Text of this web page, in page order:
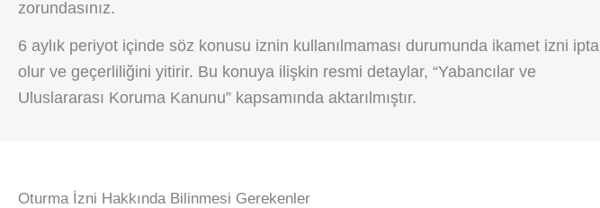
zorundasınız.
6 aylık periyot içinde söz konusu iznin kullanılmaması durumunda ikamet izni iptal
olur ve geçerliliğini yitirir. Bu konuya ilişkin resmi detaylar, “Yabancılar ve
Uluslararası Koruma Kanunu” kapsamında aktarılmıştır.
Oturma İzni Hakkında Bilinmesi Gerekenler